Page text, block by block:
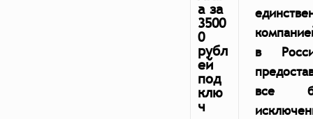
a за
3500
0
рубл
ей
под
клю
ч
в
все